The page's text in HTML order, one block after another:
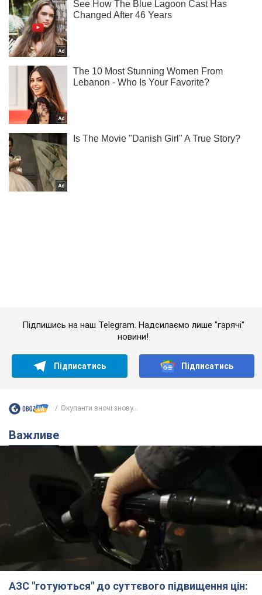
Важливе
АЗС "готуються" до суттєвого підвищення цін:
українцям розповіли, чого очікувати
Як на заправках уже змінили вартість пального
7.08.2026 22:56
"Білий дім не є власністю Трампа":
суд США зупинив будівництво
бальної зали за $400 млн